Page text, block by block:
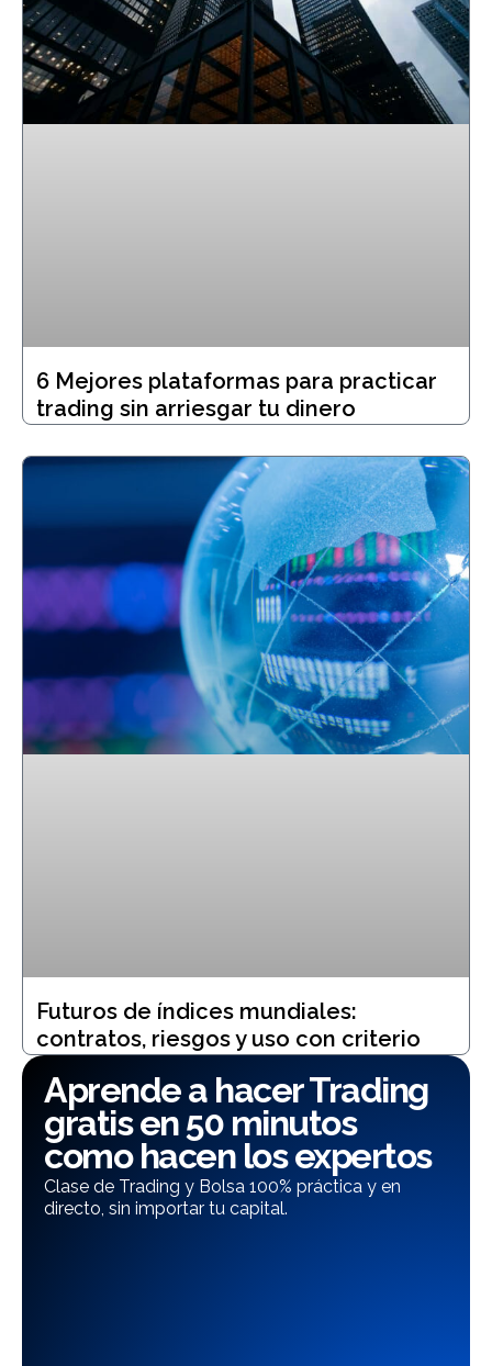
6 Mejores plataformas para practicar
trading sin arriesgar tu dinero
Futuros de índices mundiales:
contratos, riesgos y uso con criterio
Aprende a hacer Trading
gratis en 50 minutos
como hacen los expertos
Clase de Trading y Bolsa 100% práctica y en
directo, sin importar tu capital.